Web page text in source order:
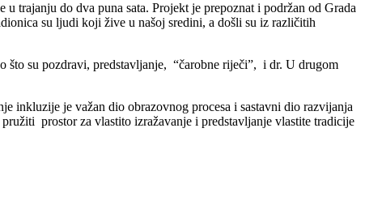
u trajanju do dva puna sata. Projekt je prepoznat i podržan od Grada
su ljudi koji žive u našoj sredini, a došli su iz različitih
što su pozdravi, predstavljanje, “čarobne riječi”, i dr. U drugom
inkluzije je važan dio obrazovnog procesa i sastavni dio razvijanja
prostor za vlastito izražavanje i predstavljanje vlastite tradicije